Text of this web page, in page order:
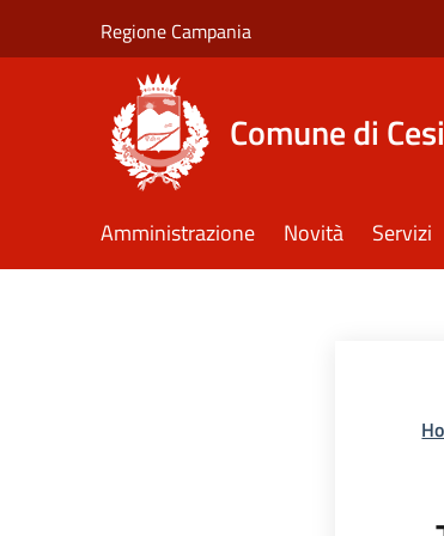
Regione Campania
Comune di
Amministrazione Novità Servizi